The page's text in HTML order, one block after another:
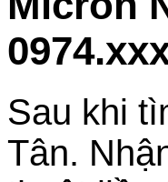
Sau khi
Tân.